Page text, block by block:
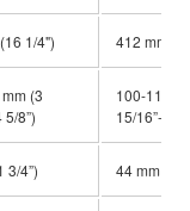
1/4") 412 mm
(3
5/8”)
100-118
15/16”- 4
3/4”) 44 mm (1